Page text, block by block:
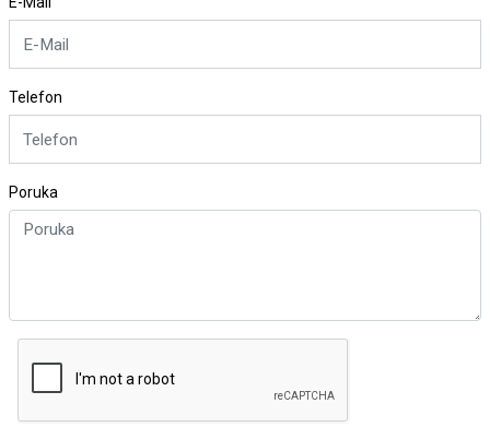
Telefon
Poruka